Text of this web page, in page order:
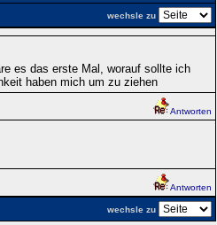
wechsle zu
es das erste Mal, worauf sollte ich
haben mich um zu ziehen
Antworten
Antworten
wechsle zu